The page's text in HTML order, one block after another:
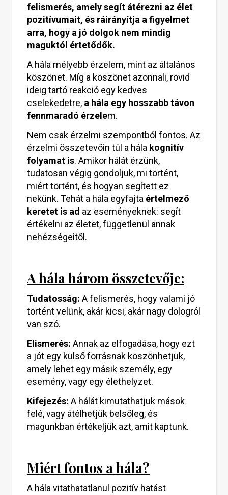
felismerés, amely segít átérezni az élet
pozitívumait, és ráirányítja a figyelmet
arra, hogy a jó dolgok nem mindig
maguktól értetődők.
A hála mélyebb érzelem, mint az általános
köszönet. Míg a köszönet azonnali, rövid
ideig tartó reakció egy kedves
cselekedetre, a hála egy hosszabb távon
fennmaradó érzelem.
Nem csak érzelmi szempontból fontos. Az
érzelmi összetevőin túl a hála kognitív
folyamat is. Amikor hálát érzünk,
tudatosan végig gondoljuk, mi történt,
miért történt, és hogyan segített ez
nekünk. Tehát a hála egyfajta értelmező
keretet is ad az eseményeknek: segít
értékelni az életet, függetlenül annak
nehézségeitől.
A hála három összetevője:
Tudatosság: A felismerés, hogy valami jó
történt velünk, akár kicsi, akár nagy dologról
van szó.
Elismerés: Annak az elfogadása, hogy ezt
a jót egy külső forrásnak köszönhetjük,
amely lehet egy másik személy, egy
esemény, vagy egy élethelyzet.
Kifejezés: A hálát kimutathatjuk mások
felé, vagy átélhetjük belsőleg, és
magunkban értékeljük azt, amit kaptunk.
Miért fontos a hála?
A hála vitathatatlanul pozitív hatást